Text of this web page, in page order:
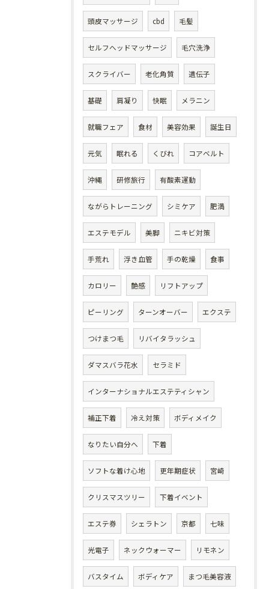
頭皮マッサージ cbd 毛髪
セルフヘッドマッサージ 毛穴洗浄
スクライバー 老化角質 遺伝子
基礎 肩凝り 快眠 メラニン
就職フェア 食材 美容効果 誕生日
元気 眠れる くびれ コアベルト
沖縄 研修旅行 有酸素運動
ながらトレーニング シミケア 肥満
エステモデル 美脚 ニキビ対策
手荒れ 浮き血管 手の乾燥 食事
カロリー 艶感 リフトアップ
ピーリング ターンオーバー エクステ
つけまつ毛 リバイタラッシュ
ダマスバラ花水 セラミド
インターナショナルエステティシャン
補正下着 冷え対策 ボディメイク
なりたい自分へ 下着
ソフトな着け心地 更年期症状 宮崎
クリスマスツリー 下着イベント
エステ券 シェラトン 京都 七味
光電子 ネックウォーマー リモネン
バスタイム ボディケア まつ毛美容液